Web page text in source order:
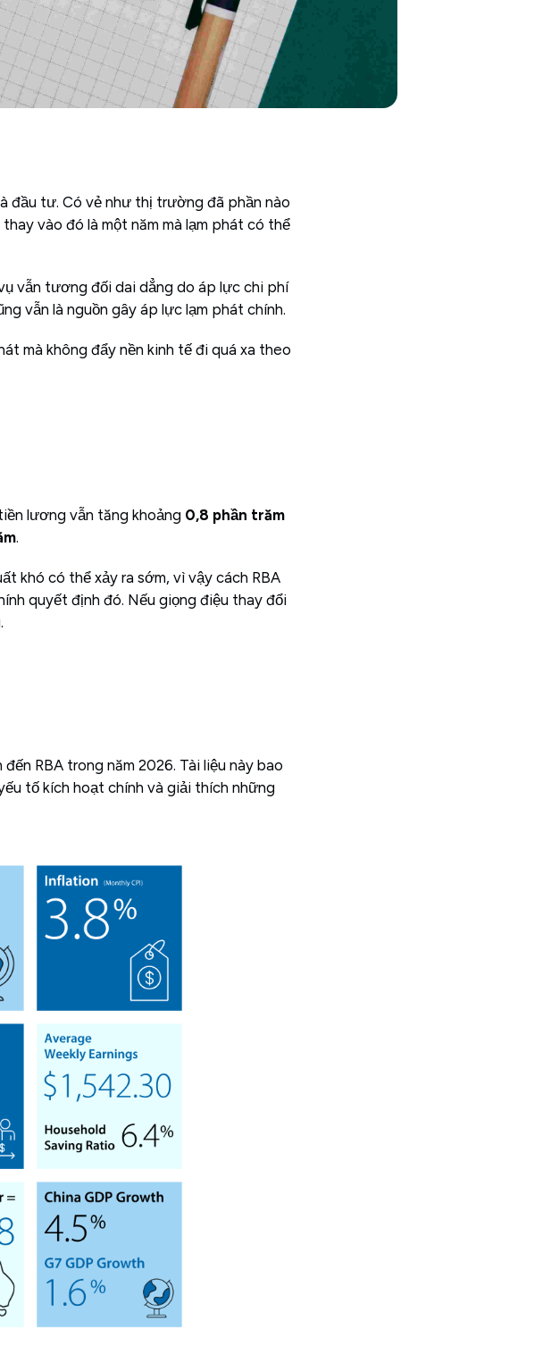
đầu tư. Có vẻ như thị trường đã phần nào
vào đó là một năm mà lạm phát có thể
vẫn tương đối dai dẳng do áp lực chi phí
vẫn là nguồn gây áp lực lạm phát chính.
mà không đẩy nền kinh tế đi quá xa theo
lương vẫn tăng khoảng 0,8 phần trăm
.
khó có thể xảy ra sớm, vì vậy cách RBA
quyết định đó. Nếu giọng điệu thay đổi
RBA trong năm 2026. Tài liệu này bao
tố kích hoạt chính và giải thích những